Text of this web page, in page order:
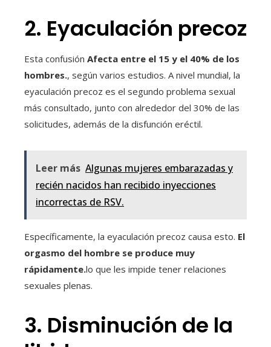
2. Eyaculación precoz
Esta confusión Afecta entre el 15 y el 40% de los
hombres., según varios estudios. A nivel mundial, la
eyaculación precoz es el segundo problema sexual
más consultado, junto con alrededor del 30% de las
solicitudes, además de la disfunción eréctil.
Leer más Algunas mujeres embarazadas y
recién nacidos han recibido inyecciones
incorrectas de RSV.
Específicamente, la eyaculación precoz causa esto. El
orgasmo del hombre se produce muy
rápidamente.lo que les impide tener relaciones
sexuales plenas.
3. Disminución de la